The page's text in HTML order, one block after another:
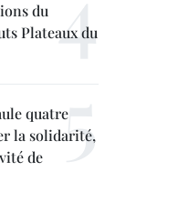
du
Plateaux du
quatre
la solidarité,
de